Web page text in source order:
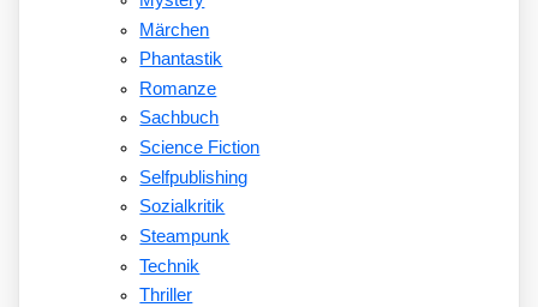
Märchen
Phantastik
Romanze
Sachbuch
Science Fiction
Selfpublishing
Sozialkritik
Steampunk
Technik
Thriller